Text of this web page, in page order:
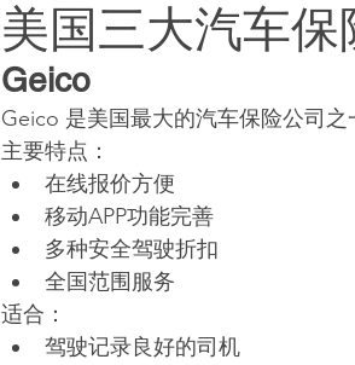
美国三大汽车保
Geico
Geico 是美国最大的汽车保险公司之
主要特点：
在线报价方便
移动APP功能完善
多种安全驾驶折扣
全国范围服务
适合：
驾驶记录良好的司机